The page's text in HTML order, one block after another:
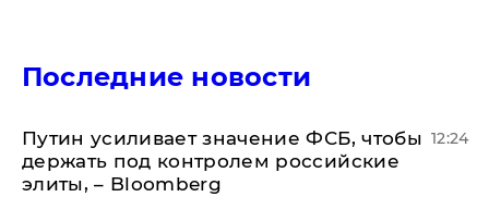
Последние новости
Путин усиливает значение ФСБ, чтобы
держать под контролем российские
элиты, – Bloomberg
12:24